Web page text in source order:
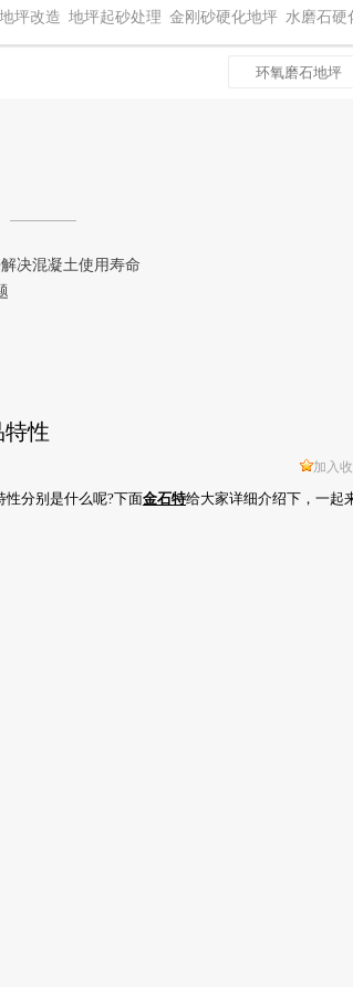
坪改造 地坪起砂处理 金刚砂硬化地坪 水磨石硬
性
加入
分别是什么呢?下面金石特给大家详细介绍下，一起